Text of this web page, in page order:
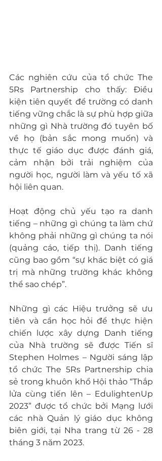
Các nghiên cứu của tổ chức The
5Rs Partnership cho thấy:
Điều
kiện tiên quyết để trường có danh
tiếng vững chắc là sự phù hợp giữa
những gì Nhà trường đó tuyên bố
về họ (bản sắc mong muốn) và
thực tế giáo dục được đánh giá,
cảm nhận bởi trải nghiệm của
người học, người làm và yếu tố xã
hội liên quan.
Hoạt động chủ yếu tạo ra danh
tiếng – những gì chúng ta làm chứ
không phải những gì chúng ta nói
(quảng cáo, tiếp thị). Danh tiếng
cũng bao gồm “sự khác biệt có giá
trị mà những trường khác không
thể sao chép”.
Những gì các Hiệu trưởng sẽ ưu
tiên và cần học hỏi để thực hiện
chiến lược xây dựng Danh tiếng
của Nhà trường sẽ được Tiến sĩ
Stephen Holmes – Người sáng lập
tổ chức The 5Rs Partnership chia
sẻ trong khuôn khổ Hội thảo “Thắp
lửa cùng tiến lên – EdulightenUp
2023” được tổ chức bởi Mạng lưới
các nhà Quản lý giáo dục không
biên giới, tại Nha trang từ 26 - 28
tháng 3 năm 2023.